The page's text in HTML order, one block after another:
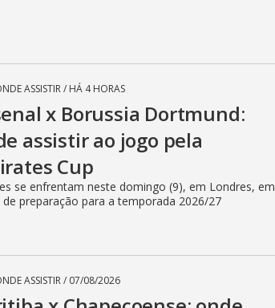
ASSISTIR/ HÁ 4 HORAS
x Borussia Dortmund:
assistir ao jogo pela
Cup
se enfrentam neste domingo (9), em Londres, em
de preparação para a temporada 2026/27
ASSISTIR/ 07/08/2026